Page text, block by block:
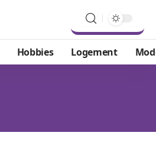
Hobbies Logement